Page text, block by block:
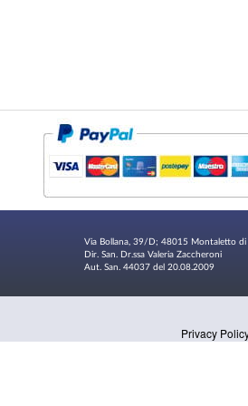
Via Bollana, 39/D; 48015 Montaletto di
Dir. San. Dr.ssa Valeria Zaccheroni
Aut. San. 44037 del 20.08.2009
Privacy